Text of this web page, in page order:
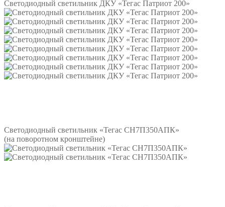
Светодиодный светильник ДКУ «Тегас Патриот 200»
Светодиодный светильник «Тегас СН7П350АПК»
(на поворотном кронштейне)